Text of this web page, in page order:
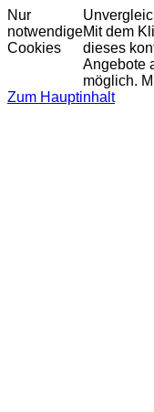
Nur
notwendige
Cookies
Mit dem
dieses
Angebote
möglich.
Zum Hauptinhalt